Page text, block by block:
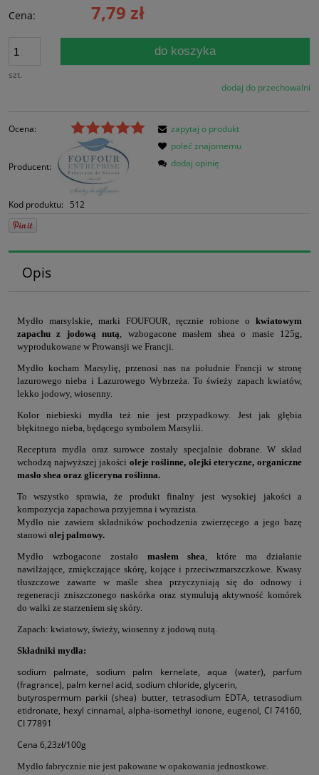
Cena: 7,79 zł
szt.
do koszyka
dodaj do przechowalni
Ocena:
Producent:
Kod produktu: 512
zapytaj o produkt
poleć znajomemu
dodaj opinię
Opis
Mydło marsylskie, marki FOUFOUR, ręcznie robione o kwiatowym
zapachu z jodową nutą, wzbogacone masłem shea o masie 125g,
wyprodukowane w Prowansji we Francji.
Mydło kocham Marsylię, przenosi nas na południe Francji w stronę
lazurowego nieba i Lazurowego Wybrzeża. To świeży zapach kwiatów,
lekko jodowy, wiosenny.
Kolor niebieski mydła też nie jest przypadkowy. Jest jak głębia
błękitnego nieba, będącego symbolem Marsylii.
Receptura mydła oraz surowce zostały specjalnie dobrane. W skład
wchodzą najwyższej jakości oleje roślinne, olejki eteryczne, organiczne
masło shea oraz gliceryna roślinna.
To wszystko sprawia, że produkt finalny jest wysokiej jakości a
kompozycja zapachowa przyjemna i wyrazista.
Mydło nie zawiera składników pochodzenia zwierzęcego a jego bazę
stanowi olej palmowy.
Mydło wzbogacone zostało masłem shea, które ma działanie
nawilżające, zmiękczające skórę, kojące i przeciwzmarszczkowe. Kwasy
tłuszczowe zawarte w maśle shea przyczyniają się do odnowy i
regeneracji zniszczonego naskórka oraz stymulują aktywność komórek
do walki ze starzeniem się skóry.
Zapach: kwiatowy, świeży, wiosenny z jodową nutą.
Składniki mydła:
sodium palmate, sodium palm kernelate, aqua (water), parfum
(fragrance), palm kernel acid, sodium chloride, glycerin,
butyrospermum parkii (shea) butter, tetrasodium EDTA, tetrasodium
etidronate, hexyl cinnamal, alpha-isomethyl ionone, eugenol, CI 74160,
CI 77891
Cena 6,23zł/100g
Mydło fabrycznie nie jest pakowane w opakowania jednostkowe.